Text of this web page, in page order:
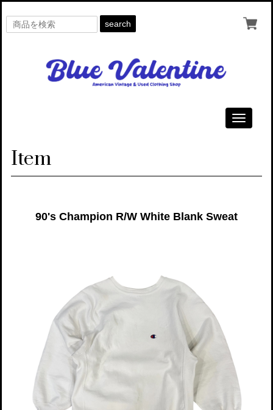
search
Toggle
Item
90's Champion R/W White Blank Sweat